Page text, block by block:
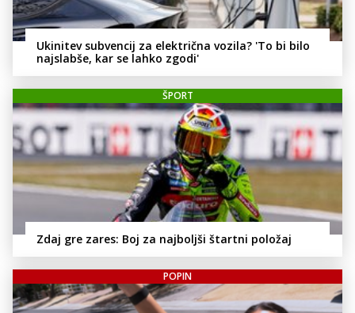
Ukinitev subvencij za električna vozila? 'To bi bilo
najslabše, kar se lahko zgodi'
ŠPORT
Zdaj gre zares: Boj za najboljši štartni položaj
POPIN